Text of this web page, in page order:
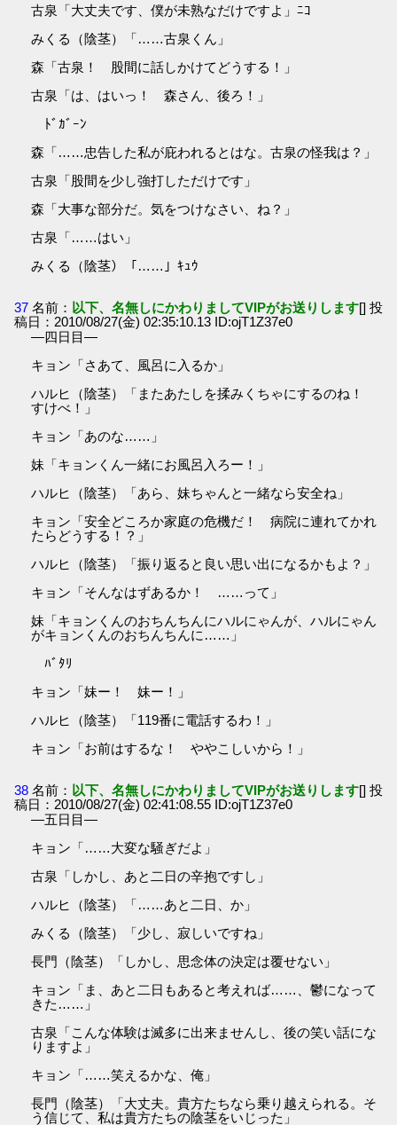
古泉「大丈夫です、僕が未熟なだけですよ」ﾆｺ
みくる（陰茎）「……古泉くん」
森「古泉！ 股間に話しかけてどうする！」
古泉「は、はいっ！ 森さん、後ろ！」
ﾄﾞｶﾞｰﾝ
森「……忠告した私が庇われるとはな。古泉の怪我は？」
古泉「股間を少し強打しただけです」
森「大事な部分だ。気をつけなさい、ね？」
古泉「……はい」
みくる（陰茎）「……」ｷｭｳ
37 名前： 以下、名無しにかわりましてVIPがお送りします[] 投
稿日：2010/08/27(金) 02:35:10.13 ID:ojT1Z37e0
―四日目―
キョン「さあて、風呂に入るか」
ハルヒ（陰茎）「またあたしを揉みくちゃにするのね！
すけべ！」
キョン「あのな……」
妹「キョンくん一緒にお風呂入ろー！」
ハルヒ（陰茎）「あら、妹ちゃんと一緒なら安全ね」
キョン「安全どころか家庭の危機だ！ 病院に連れてかれ
たらどうする！？」
ハルヒ（陰茎）「振り返ると良い思い出になるかもよ？」
キョン「そんなはずあるか！ ……って」
妹「キョンくんのおちんちんにハルにゃんが、ハルにゃん
がキョンくんのおちんちんに……」
ﾊﾞﾀﾘ
キョン「妹ー！ 妹ー！」
ハルヒ（陰茎）「119番に電話するわ！」
キョン「お前はするな！ ややこしいから！」
38 名前： 以下、名無しにかわりましてVIPがお送りします[] 投
稿日：2010/08/27(金) 02:41:08.55 ID:ojT1Z37e0
―五日目―
キョン「……大変な騒ぎだよ」
古泉「しかし、あと二日の辛抱ですし」
ハルヒ（陰茎）「……あと二日、か」
みくる（陰茎）「少し、寂しいですね」
長門（陰茎）「しかし、思念体の決定は覆せない」
キョン「ま、あと二日もあると考えれば……、鬱になって
きた……」
古泉「こんな体験は滅多に出来ませんし、後の笑い話にな
りますよ」
キョン「……笑えるかな、俺」
長門（陰茎）「大丈夫。貴方たちなら乗り越えられる。そ
う信じて、私は貴方たちの陰茎をいじった」